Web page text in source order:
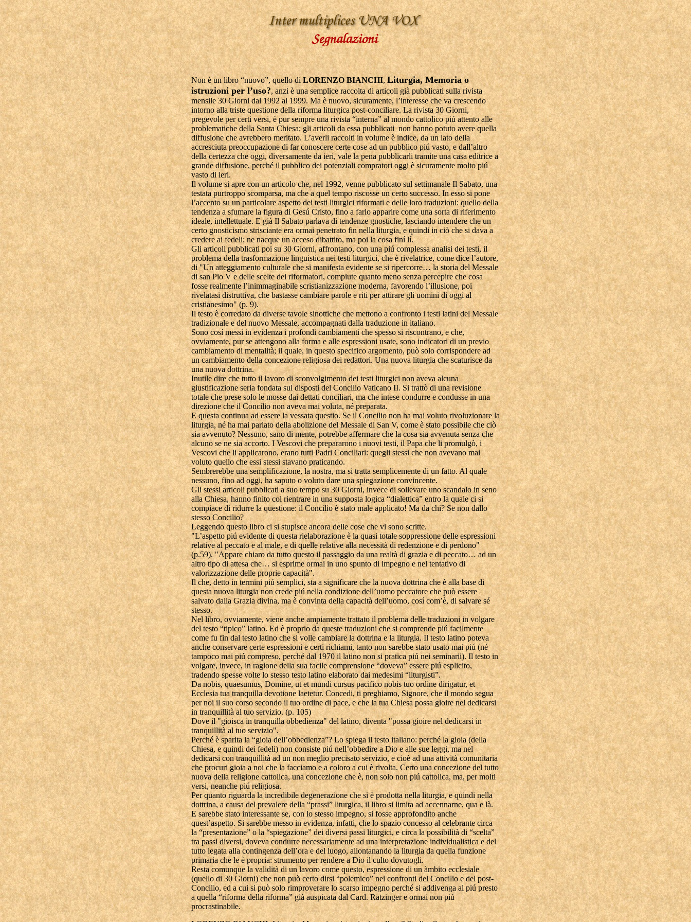
Non è un libro “nuovo”, quello diLORENZO BIANCHI,Liturgia, Memoria o
istruzioni per l’uso?, anzi è una semplice raccolta di articoli già pubblicati sulla rivista
mensile 30 Giorni dal 1992 al 1999. Ma è nuovo, sicuramente, l’interesse che va crescendo
intorno alla triste questione della riforma liturgica post-conciliare. La rivista 30 Giorni,
pregevole per certi versi, è pur sempre una rivista “interna” al mondo cattolico piú attento alle
problematiche della Santa Chiesa; gli articoli da essa pubblicati non hanno potuto avere quella
diffusione che avrebbero meritato. L’averli raccolti in volume è indice, da un lato della
accresciuta preoccupazione di far conoscere certe cose ad un pubblico piú vasto, e dall’altro
della certezza che oggi, diversamente da ieri, vale la pena pubblicarli tramite una casa editrice a
grande diffusione, perché il pubblico dei potenziali compratori oggi è sicuramente molto piú
vasto di ieri.
Il volume si apre con un articolo che, nel 1992, venne pubblicato sul settimanale Il Sabato, una
testata purtroppo scomparsa, ma che a quel tempo riscosse un certo successo. In esso si pone
l’accento su un particolare aspetto dei testi liturgici riformati e delle loro traduzioni: quello della
tendenza a sfumare la figura di Gesú Cristo, fino a farlo apparire come una sorta di riferimento
ideale, intellettuale. E già Il Sabato parlava di tendenze gnostiche, lasciando intendere che un
certo gnosticismo strisciante era ormai penetrato fin nella liturgia, e quindi in ciò che si dava a
credere ai fedeli; ne nacque un acceso dibattito, ma poi la cosa finí lí.
Gli articoli pubblicati poi su 30 Giorni, affrontano, con una piú complessa analisi dei testi, il
problema della trasformazione linguistica nei testi liturgici, che è rivelatrice, come dice l’autore,
di "Un atteggiamento culturale che si manifesta evidente se si ripercorre… la storia del Messale
di san Pio V e delle scelte dei riformatori, compiute quanto meno senza percepire che cosa
fosse realmente l’inimmaginabile scristianizzazione moderna, favorendo l’illusione, poi
rivelatasi distruttiva, che bastasse cambiare parole e riti per attirare gli uomini di oggi al
cristianesimo" (p. 9).
Il testo è corredato da diverse tavole sinottiche che mettono a confronto i testi latini del Messale
tradizionale e del nuovo Messale, accompagnati dalla traduzione in italiano.
Sono cosí messi in evidenza i profondi cambiamenti che spesso si riscontrano, e che,
ovviamente, pur se attengono alla forma e alle espressioni usate, sono indicatori di un previo
cambiamento di mentalità; il quale, in questo specifico argomento, può solo corrispondere ad
un cambiamento della concezione religiosa dei redattori. Una nuova liturgia che scaturisce da
una nuova dottrina.
Inutile dire che tutto il lavoro di sconvolgimento dei testi liturgici non aveva alcuna
giustificazione seria fondata sui disposti del Concilio Vaticano II. Si trattò di una revisione
totale che prese solo le mosse dai dettati conciliari, ma che intese condurre e condusse in una
direzione che il Concilio non aveva mai voluta, né preparata.
E questa continua ad essere la vessata questio. Se il Concilio non ha mai voluto rivoluzionare la
liturgia, né ha mai parlato della abolizione del Messale di San V, come è stato possibile che ciò
sia avvenuto? Nessuno, sano di mente, potrebbe affermare che la cosa sia avvenuta senza che
alcuno se ne sia accorto. I Vescovi che prepararono i nuovi testi, il Papa che li promulgò, i
Vescovi che li applicarono, erano tutti Padri Conciliari: quegli stessi che non avevano mai
voluto quello che essi stessi stavano praticando.
Sembrerebbe una semplificazione, la nostra, ma si tratta semplicemente di un fatto. Al quale
nessuno, fino ad oggi, ha saputo o voluto dare una spiegazione convincente.
Gli stessi articoli pubblicati a suo tempo su 30 Giorni, invece di sollevare uno scandalo in seno
alla Chiesa, hanno finito col rientrare in una supposta logica “dialettica” entro la quale ci si
compiace di ridurre la questione: il Concilio è stato male applicato! Ma da chi? Se non dallo
stesso Concilio?
Leggendo questo libro ci si stupisce ancora delle cose che vi sono scritte.
"L’aspetto piú evidente di questa rielaborazione è la quasi totale soppressione delle espressioni
relative al peccato e al male, e di quelle relative alla necessità di redenzione e di perdono"
(p.59). "Appare chiaro da tutto questo il passaggio da una realtà di grazia e di peccato… ad un
altro tipo di attesa che… si esprime ormai in uno spunto di impegno e nel tentativo di
valorizzazione delle proprie capacità".
Il che, detto in termini piú semplici, sta a significare che la nuova dottrina che è alla base di
questa nuova liturgia non crede piú nella condizione dell’uomo peccatore che può essere
salvato dalla Grazia divina, ma è convinta della capacità dell’uomo, cosí com’è, di salvare sé
stesso.
Nel libro, ovviamente, viene anche ampiamente trattato il problema delle traduzioni in volgare
del testo “tipico” latino. Ed è proprio da queste traduzioni che si comprende piú facilmente
come fu fin dal testo latino che si volle cambiare la dottrina e la liturgia. Il testo latino poteva
anche conservare certe espressioni e certi richiami, tanto non sarebbe stato usato mai piú (né
tampoco mai piú compreso, perché dal 1970 il latino non si pratica piú nei seminarii). Il testo in
volgare, invece, in ragione della sua facile comprensione “doveva” essere piú esplicito,
tradendo spesse volte lo stesso testo latino elaborato dai medesimi “liturgisti”.
Da nobis, quaesumus, Domine, ut et mundi cursus pacifico nobis tuo ordine dirigatur, et
Ecclesia tua tranquilla devotione laetetur. Concedi, ti preghiamo, Signore, che il mondo segua
per noi il suo corso secondo il tuo ordine di pace, e che la tua Chiesa possa gioire nel dedicarsi
in tranquillità al tuo servizio. (p. 105)
Dove il "gioisca in tranquilla obbedienza" del latino, diventa "possa gioire nel dedicarsi in
tranquillità al tuo servizio".
Perché è sparita la “gioia dell’obbedienza”? Lo spiega il testo italiano: perché la gioia (della
Chiesa, e quindi dei fedeli) non consiste piú nell’obbedire a Dio e alle sue leggi, ma nel
dedicarsi con tranquillità ad un non meglio precisato servizio, e cioè ad una attività comunitaria
che procuri gioia a noi che la facciamo e a coloro a cui è rivolta. Certo una concezione del tutto
nuova della religione cattolica, una concezione che è, non solo non piú cattolica, ma, per molti
versi, neanche piú religiosa.
Per quanto riguarda la incredibile degenerazione che si è prodotta nella liturgia, e quindi nella
dottrina, a causa del prevalere della “prassi” liturgica, il libro si limita ad accennarne, qua e là.
E sarebbe stato interessante se, con lo stesso impegno, si fosse approfondito anche
quest’aspetto. Si sarebbe messo in evidenza, infatti, che lo spazio concesso al celebrante circa
la “presentazione” o la “spiegazione” dei diversi passi liturgici, e circa la possibilità di “scelta”
tra passi diversi, doveva condurre necessariamente ad una interpretazione individualistica e del
tutto legata alla contingenza dell’ora e del luogo, allontanando la liturgia da quella funzione
primaria che le è propria: strumento per rendere a Dio il culto dovutogli.
Resta comunque la validità di un lavoro come questo, espressione di un àmbito ecclesiale
(quello di 30 Giorni) che non può certo dirsi “polemico” nei confronti del Concilio e del post-
Concilio, ed a cui si può solo rimproverare lo scarso impegno perché si addivenga al piú presto
a quella “riforma della riforma” già auspicata dal Card. Ratzinger e ormai non piú
procrastinabile.